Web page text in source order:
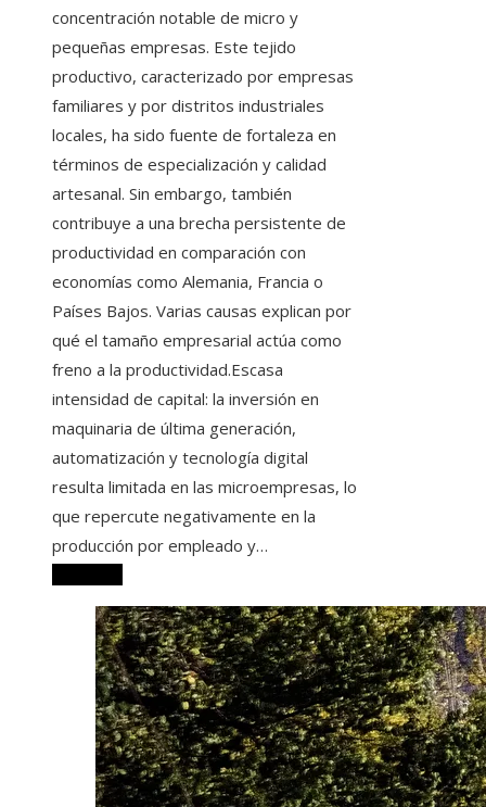
concentración notable de micro y
pequeñas empresas. Este tejido
productivo, caracterizado por empresas
familiares y por distritos industriales
locales, ha sido fuente de fortaleza en
términos de especialización y calidad
artesanal. Sin embargo, también
contribuye a una brecha persistente de
productividad en comparación con
economías como Alemania, Francia o
Países Bajos. Varias causas explican por
qué el tamaño empresarial actúa como
freno a la productividad.Escasa
intensidad de capital: la inversión en
maquinaria de última generación,
automatización y tecnología digital
resulta limitada en las microempresas, lo
que repercute negativamente en la
producción por empleado y…